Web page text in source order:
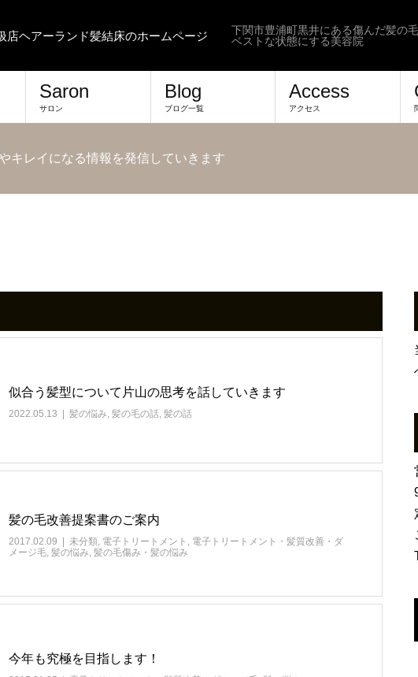
ヘアーランド髪結床のホームページ
下関市豊浦町黒井にある傷んだ髪の
ベストな状態にする美容院
Saron
サロン
Blog
ブログ一覧
Access
アクセス
キレイになる情報を発信していきます
似合う髪型について片山の思考を話していきます
2022.05.13 髪の悩み, 髪の毛の話, 髪の話
髪の毛改善提案書のご案内
2017.02.09 未分類, 電子トリートメント , 電子トリートメント・髪質改善・ダ
メージ毛, 髪の悩み, 髪の毛傷み・髪の悩み
今年も究極を目指します！